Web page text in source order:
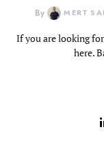
By MERT
If you are looking
here.